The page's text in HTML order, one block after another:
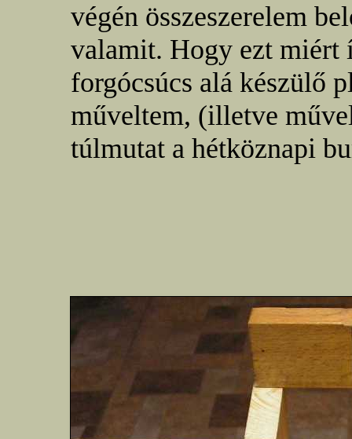
végén összeszerelem
valamit. Hogy ezt miért
forgócsúcs alá készülő
műveltem, (illetve
túlmutat a hétköznapi